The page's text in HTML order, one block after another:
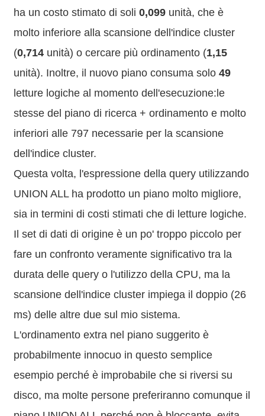
ha un costo stimato di soli 0,099unità, che è
molto inferiore alla scansione dell'indice cluster
(0,714unità) o cercare più ordinamento (1,15
unità). Inoltre, il nuovo piano consuma solo 49
letture logiche al momento dell'esecuzione:le
stesse del piano di ricerca + ordinamento e molto
inferiori alle 797 necessarie per la scansione
dell'indice cluster.
Questa volta, l'espressione della query utilizzando
UNION ALL ha prodotto un piano molto migliore,
sia in termini di costi stimati che di letture logiche.
Il set di dati di origine è un po' troppo piccolo per
fare un confronto veramente significativo tra la
durata delle query o l'utilizzo della CPU, ma la
scansione dell'indice cluster impiega il doppio (26
ms) delle altre due sul mio sistema.
L'ordinamento extra nel piano suggerito è
probabilmente innocuo in questo semplice
esempio perché è improbabile che si riversi su
disco, ma molte persone preferiranno comunque il